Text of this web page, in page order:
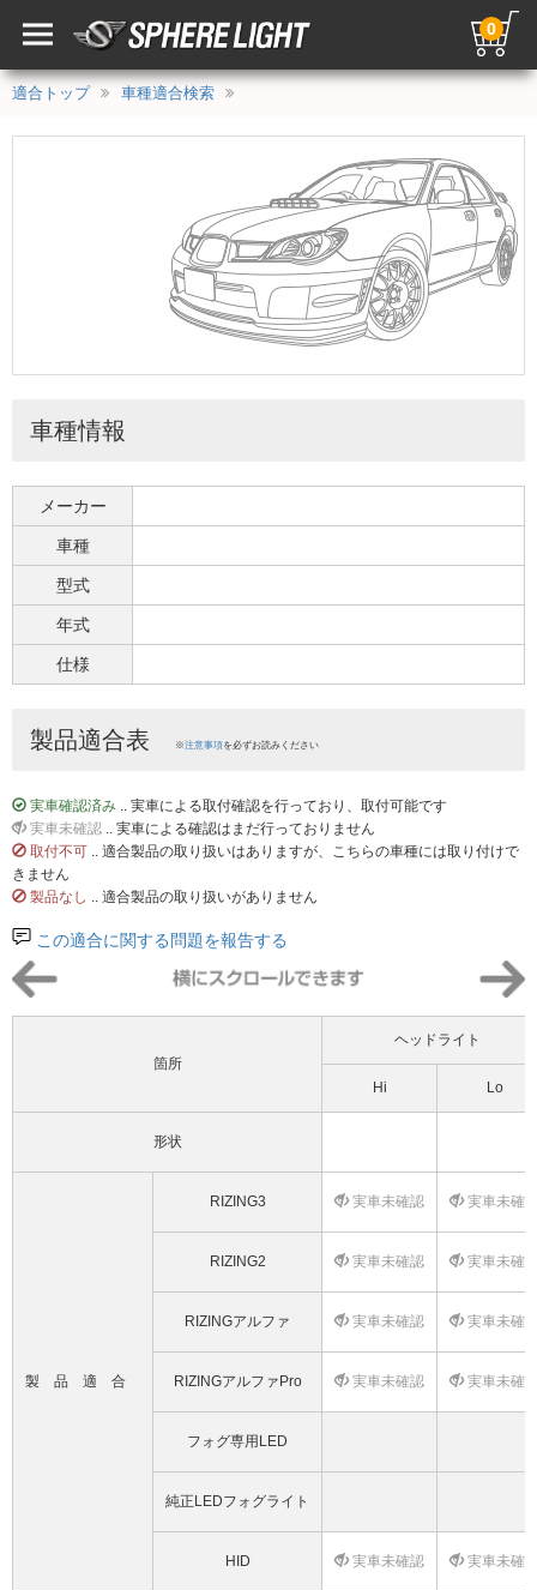
0
適合トップ 車種適合検索
車種情報
メーカー
車種
型式
年式
仕様
製品適合表 ※注意事項を必ずお読みください
実車確認済み .. 実車による取付確認を行っており、取付可能です
実車未確認 .. 実車による確認はまだ行っておりません
取付不可 .. 適合製品の取り扱いはありますが、こちらの車種には取り付けで
きません
製品なし .. 適合製品の取り扱いがありません
この適合に関する問題を報告する
箇所
ヘッドライト
Hi Lo
形状
製品適合
RIZING3 実車未確認 実車未確
RIZING2 実車未確認 実車未確
RIZINGアルファ 実車未確認 実車未確
RIZINGアルファPro 実車未確認 実車未確
フォグ専用LED
純正LEDフォグライト
HID 実車未確認 実車未確